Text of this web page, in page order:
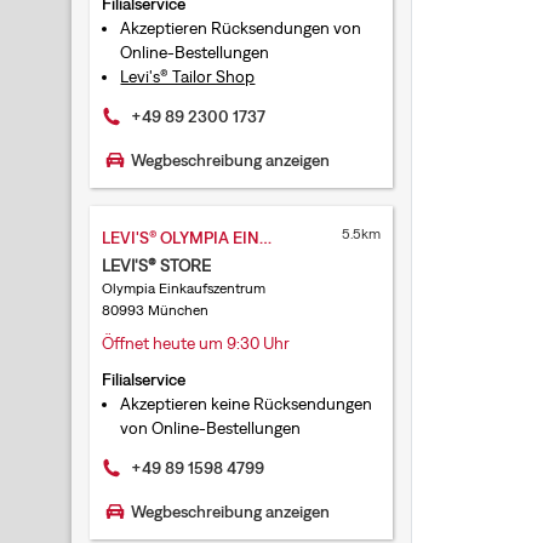
Akzeptieren Rücksendungen von
Online-Bestellungen
Levi's® Tailor Shop
+49 89 2300 1737
Wegbeschreibung anzeigen
LEVI'S® OLYMPIA EINKAUFSZENTRUM
LEVI'S® STORE
5.5km
Olympia Einkaufszentrum
80993 München
Öffnet heute um 9:30 Uhr
Filialservice
Akzeptieren keine Rücksendungen
von Online-Bestellungen
+49 89 1598 4799
Wegbeschreibung anzeigen